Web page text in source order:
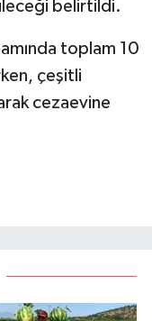
belirtildi.
toplam 10
çeşitli
cezaevine